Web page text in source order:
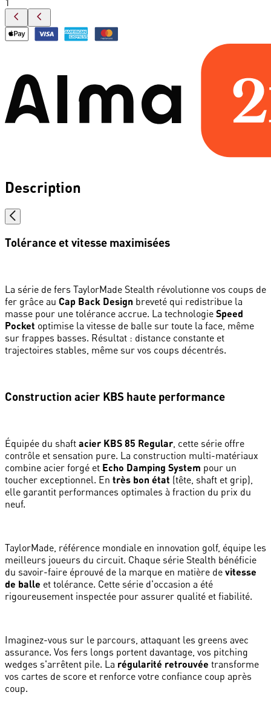
Description
Tolérance et vitesse maximisées
La série de fers TaylorMade Stealth révolutionne vos coups de
fer grâce au Cap Back Design breveté qui redistribue la
masse pour une tolérance accrue. La technologie Speed
Pocket optimise la vitesse de balle sur toute la face, même
sur frappes basses. Résultat : distance constante et
trajectoires stables, même sur vos coups décentrés.
Construction acier KBS haute performance
Équipée du shaft acier KBS 85 Regular , cette série offre
contrôle et sensation pure. La construction multi-matériaux
combine acier forgé et Echo Damping System pour un
toucher exceptionnel. En très bon état (tête, shaft et grip),
elle garantit performances optimales à fraction du prix du
neuf.
TaylorMade, référence mondiale en innovation golf, équipe les
meilleurs joueurs du circuit. Chaque série Stealth bénéficie
du savoir-faire éprouvé de la marque en matière de vitesse
de balle et tolérance. Cette série d'occasion a été
rigoureusement inspectée pour assurer qualité et fiabilité.
Imaginez-vous sur le parcours, attaquant les greens avec
assurance. Vos fers longs portent davantage, vos pitching
wedges s'arrêtent pile. La régularité retrouvée transforme
vos cartes de score et renforce votre confiance coup après
coup.